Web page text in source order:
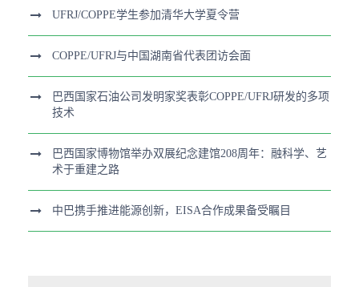
UFRJ/COPPE学生参加清华大学夏令营
COPPE/UFRJ与中国湖南省代表团访会面
巴西国家石油公司发明家奖表彰COPPE/UFRJ研发的多项
技术
巴西国家博物馆举办双展纪念建馆208周年：融科学、艺
术于重建之路
中巴携手推进能源创新，EISA合作成果备受瞩目